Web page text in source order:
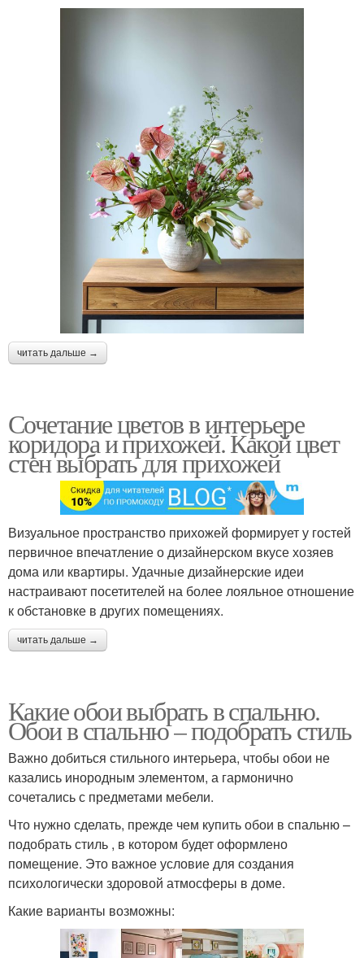
читать дальше →
Сочетание цветов в интерьере
коридора и прихожей. Какой цвет
стен выбрать для прихожей
Визуальное пространство прихожей формирует у гостей
первичное впечатление о дизайнерском вкусе хозяев
дома или квартиры. Удачные дизайнерские идеи
настраивают посетителей на более лояльное отношение
к обстановке в других помещениях.
читать дальше →
Какие обои выбрать в спальню.
Обои в спальню – подобрать стиль
Важно добиться стильного интерьера, чтобы обои не
казались инородным элементом, а гармонично
сочетались с предметами мебели.
Что нужно сделать, прежде чем купить обои в спальню –
подобрать стиль , в котором будет оформлено
помещение. Это важное условие для создания
психологически здоровой атмосферы в доме.
Какие варианты возможны: